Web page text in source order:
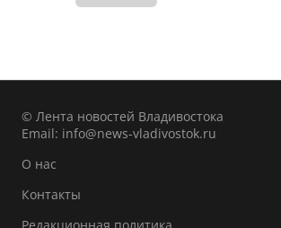
© Лента новостей Владивостока
Email: info@news-vladivostok.ru
О нас
Контакты